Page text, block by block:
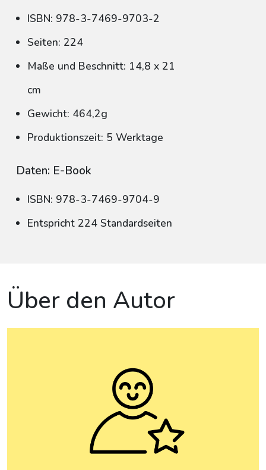
ISBN: 978-3-7469-9703-2
Seiten: 224
Maße und Beschnitt: 14,8 x 21
cm
Gewicht: 464,2g
Produktionszeit: 5 Werktage
Daten: E-Book
ISBN: 978-3-7469-9704-9
Entspricht 224 Standardseiten
Über den Autor